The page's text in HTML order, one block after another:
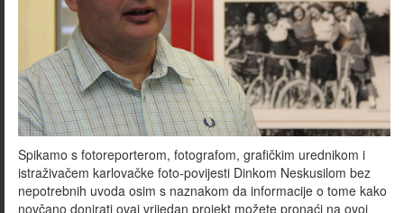
Spikamo s fotoreporterom, fotografom, grafičkim urednikom i
istraživačem karlovačke foto-povijesti Dinkom Neskusilom bez
nepotrebnih uvoda osim s naznakom da informacije o tome kako
novčano donirati ovaj vrijedan projekt možete pronaći na ovoj